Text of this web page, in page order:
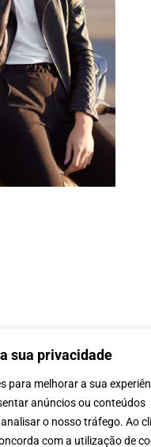
sua privacidade
para melhorar a sua
anúncios ou conteúdos
o nosso tráfego. Ao
com a utilização de